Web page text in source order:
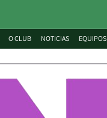
O CLUB NOTICIAS EQUIPOS